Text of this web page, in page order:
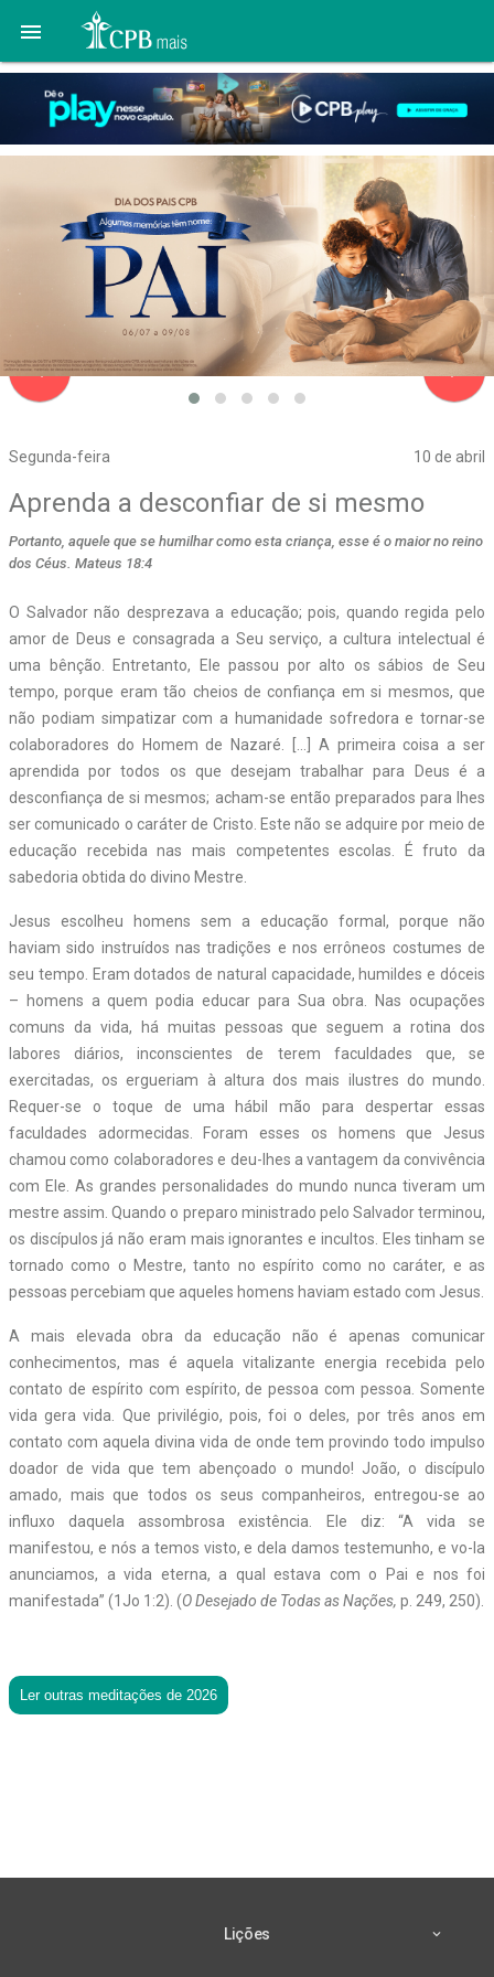

Segunda-feira 10 de abril
navigate_before
Aprenda a desconfiar de si mesmo
Portanto, aquele que se humilhar como esta criança, esse é o maior no reino
dos Céus. Mateus 18:4
O Salvador não desprezava a educação; pois, quando regida pelo
amor de Deus e consagrada a Seu serviço, a cultura intelectual é
uma bênção. Entretanto, Ele passou por alto os sábios de Seu
tempo, porque eram tão cheios de confiança em si mesmos, que
não podiam simpatizar com a humanidade sofredora e tornar-se
colaboradores do Homem de Nazaré. […] A primeira coisa a ser
aprendida por todos os que desejam trabalhar para Deus é a
desconfiança de si mesmos; acham-se então preparados para lhes
ser comunicado o caráter de Cristo. Este não se adquire por meio de
educação recebida nas mais competentes escolas. É fruto da
sabedoria obtida do divino Mestre.
Jesus escolheu homens sem a educação formal, porque não
haviam sido instruídos nas tradições e nos errôneos costumes de
seu tempo. Eram dotados de natural capacidade, humildes e dóceis
– homens a quem podia educar para Sua obra. Nas ocupações
comuns da vida, há muitas pessoas que seguem a rotina dos
labores diários, inconscientes de terem faculdades que, se
exercitadas, os ergueriam à altura dos mais ilustres do mundo.
Requer-se o toque de uma hábil mão para despertar essas
faculdades adormecidas. Foram esses os homens que Jesus
chamou como colaboradores e deu-lhes a vantagem da convivência
com Ele. As grandes personalidades do mundo nunca tiveram um
mestre assim. Quando o preparo ministrado pelo Salvador terminou,
os discípulos já não eram mais ignorantes e incultos. Eles tinham se
tornado como o Mestre, tanto no espírito como no caráter, e as
pessoas percebiam que aqueles homens haviam estado com Jesus.
A mais elevada obra da educação não é apenas comunicar
conhecimentos, mas é aquela vitalizante energia recebida pelo
contato de espírito com espírito, de pessoa com pessoa. Somente
vida gera vida. Que privilégio, pois, foi o deles, por três anos em
contato com aquela divina vida de onde tem provindo todo impulso
doador de vida que tem abençoado o mundo! João, o discípulo
amado, mais que todos os seus companheiros, entregou-se ao
influxo daquela assombrosa existência. Ele diz: “A vida se
manifestou, e nós a temos visto, e dela damos testemunho, e vo-la
anunciamos, a vida eterna, a qual estava com o Pai e nos foi
manifestada” (1Jo 1:2). (O Desejado de Todas as Nações, p. 249, 250).
Ler outras meditações de 2026
navigate_next
Lições